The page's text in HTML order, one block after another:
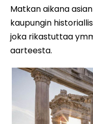
Matkan aikana
kaupungin
joka rikastuttaa
aarteesta.